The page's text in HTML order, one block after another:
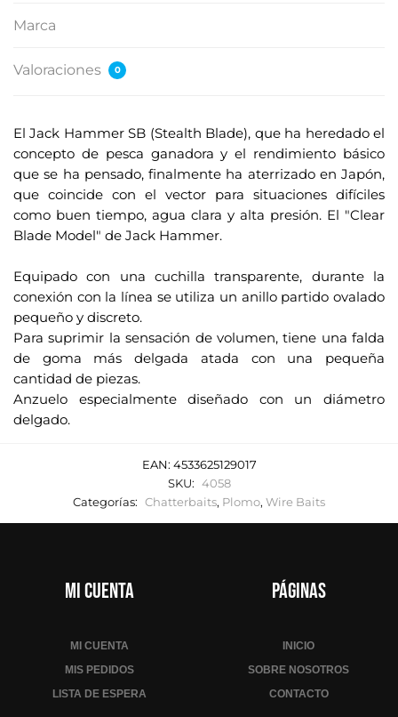
Marca
Valoraciones 0
El Jack Hammer SB (Stealth Blade), que ha heredado el
concepto de pesca ganadora y el rendimiento básico
que se ha pensado, finalmente ha aterrizado en Japón,
que coincide con el vector para situaciones difíciles
como buen tiempo, agua clara y alta presión. El "Clear
Blade Model" de Jack Hammer.
Equipado con una cuchilla transparente, durante la
conexión con la línea se utiliza un anillo partido ovalado
pequeño y discreto.
Para suprimir la sensación de volumen, tiene una falda
de goma más delgada atada con una pequeña
cantidad de piezas.
Anzuelo especialmente diseñado con un diámetro
delgado.
EAN: 4533625129017
SKU: 4058
Categorías: Chatterbaits, Plomo, Wire Baits
Mi cuenta
MI CUENTA
MIS PEDIDOS
LISTA DE ESPERA
Páginas
INICIO
SOBRE NOSOTROS
CONTACTO